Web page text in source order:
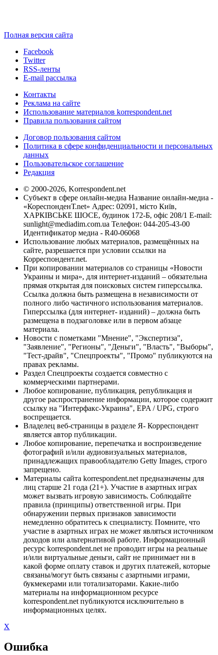
Полная версия сайта
Facebook
Twitter
RSS-ленты
E-mail рассылка
Контакты
Реклама на сайте
Использование материалов korrespondent.net
Правила пользования сайтом
Договор пользования сайтом
Политика в сфере конфиденциальности и персональных
данных
Пользовательское соглашение
Редакция
© 2000-2026, Korrespondent.net
Субъект в сфере онлайн-медиа Название онлайн-медиа -
«КореспонденТ.net» Адрес: 02091, місто Київ,
ХАРКІВСЬКЕ ШОСЕ, будинок 172-Б, офіс 208/1 E-mail:
sunlight@mediadim.com.ua Телефон: 044-205-43-00
Идентификатор медиа - R40-06068
Использование любых материалов, размещённых на
сайте, разрешается при условии ссылки на
Корреспондент.net.
При копировании материалов со страницы «Новости
Украины и мира», для интернет-изданий – обязательна
прямая открытая для поисковых систем гиперссылка.
Ссылка должна быть размещена в независимости от
полного либо частичного использования материалов.
Гиперссылка (для интернет- изданий) – должна быть
размещена в подзаголовке или в первом абзаце
материала.
Новости с пометками "Мнение", "Экспертиза",
"Заявление", "Регионы", "Деньги", "Власть", "Выборы",
"Тест-драйв", "Спецпроекты", "Промо" публикуются на
правах рекламы.
Раздел Спецпроекты создается совместно с
коммерческими партнерами.
Любое копирование, публикация, републикация и
другое распространение информации, которое содержит
ссылку на "Интерфакс-Украина", EPA / UPG, строго
воспрещается.
Владелец веб-страницы в разделе Я- Корреспондент
является автор публикации.
Любое копирование, перепечатка и воспроизведение
фотографий и/или аудиовизуальных материалов,
принадлежащих правообладателю Getty Images, строго
запрещено.
Материалы сайта korrespondent.net предназначены для
лиц старше 21 года (21+). Участие в азартных играх
может вызвать игровую зависимость. Соблюдайте
правила (принципы) ответственной игры. При
обнаружении первых признаков зависимости
немедленно обратитесь к специалисту. Помните, что
участие в азартных играх не может являться источником
доходов или альтернативой работе. Информационный
ресурс korrespondent.net не проводит игры на реальные
и/или виртуальные деньги, сайт не принимает ни в
какой форме оплату ставок и других платежей, которые
связаны/могут быть связаны с азартными играми,
букмекерами или тотализаторами. Какие-либо
материалы на информационном ресурсе
korrespondent.net публикуются исключительно в
информационных целях.
X
Ошибка